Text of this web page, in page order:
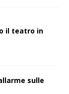
il teatro in
sulle